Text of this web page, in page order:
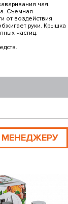
чая.
Съемная
от воздействия
руки. Крышка
частиц.